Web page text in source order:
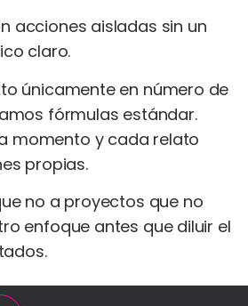
acciones aisladas sin un
claro.
únicamente en número de
fórmulas estándar.
momento y cada relato
propias.
no a proyectos que no
enfoque antes que diluir el